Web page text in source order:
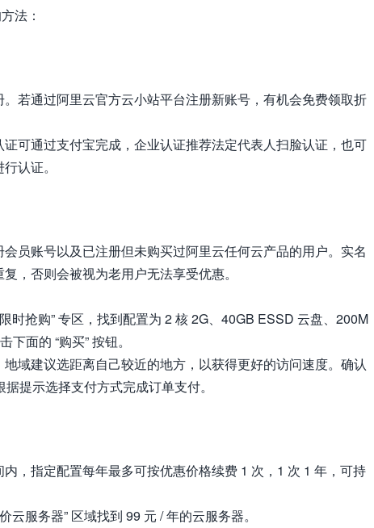
法：
。若通过阿里云官方云小站平台注册新账号，有机会免费领取折
证可通过支付宝完成，企业认证推荐法定代表人扫脸认证，也可
认证。
会员账号以及已注册但未购买过阿里云任何云产品的用户。实名
，否则会被视为老用户无法享受优惠。
时抢购” 专区，找到配置为 2 核 2G、40GB ESSD 云盘、200M
面的 “购买” 按钮。
域建议选距离自己较近的地方，以获得更好的访问速度。确认
提示选择支付方式完成订单支付。
内，指定配置每年最多可按优惠价格续费 1 次，1 次 1 年，可持
云服务器” 区域找到 99 元 / 年的云服务器。